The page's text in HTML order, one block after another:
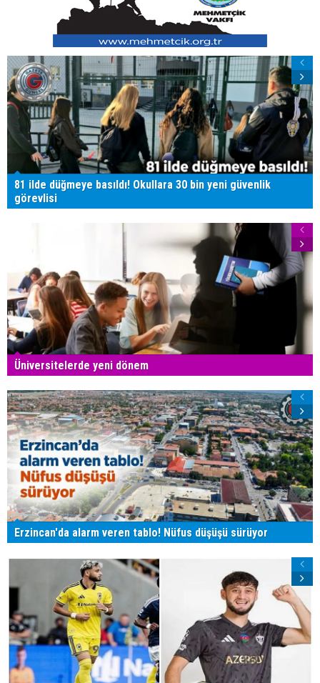
81 ilde düğmeye basıldı! Okullara 30 bin yeni güvenlik
görevlisi
Üniversitelerde yeni dönem
Erzincan'da alarm veren tablo! Nüfus düşüşü sürüyor